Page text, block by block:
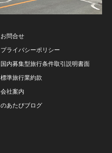
お問合せ
プライバシーポリシー
国内募集型旅行条件取引説明書面
標準旅行業約款
会社案内
のあたびブログ